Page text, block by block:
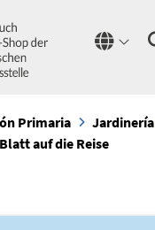
Primaria
Jardinería
auf die Reise